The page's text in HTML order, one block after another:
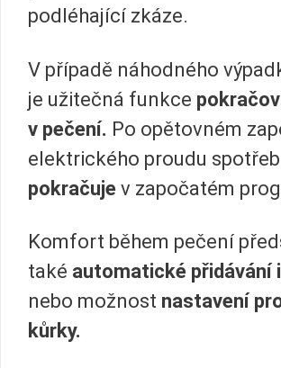
podléhající zkáze.
V případě náhodného
je užitečná funkce
v pečení. Po opětovném
elektrického proudu
pokračuje v započatém
Komfort během pečení
také automatické přidávání
nebo možnost nastavení
kůrky.